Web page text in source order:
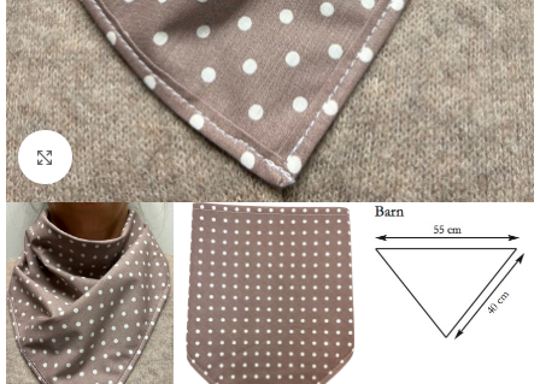
Click to enlarge